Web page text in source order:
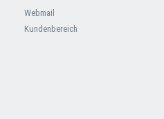
Webmail
Kundenbereich